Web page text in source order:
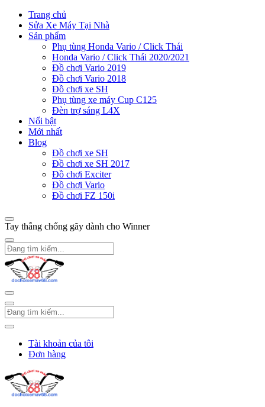
Trang chủ
Sửa Xe Máy Tại Nhà
Sản phẩm
Phụ tùng Honda Vario / Click Thái
Honda Vario / Click Thái 2020/2021
Đồ chơi Vario 2019
Đồ chơi Vario 2018
Đồ chơi xe SH
Phụ tùng xe máy Cup C125
Đèn trợ sáng L4X
Nổi bật
Mới nhất
Blog
Đồ chơi xe SH
Đồ chơi xe SH 2017
Đồ chơi Exciter
Đồ chơi Vario
Đồ chơi FZ 150i
Tay thắng chống gãy dành cho Winner
Tài khoản của tôi
Đơn hàng